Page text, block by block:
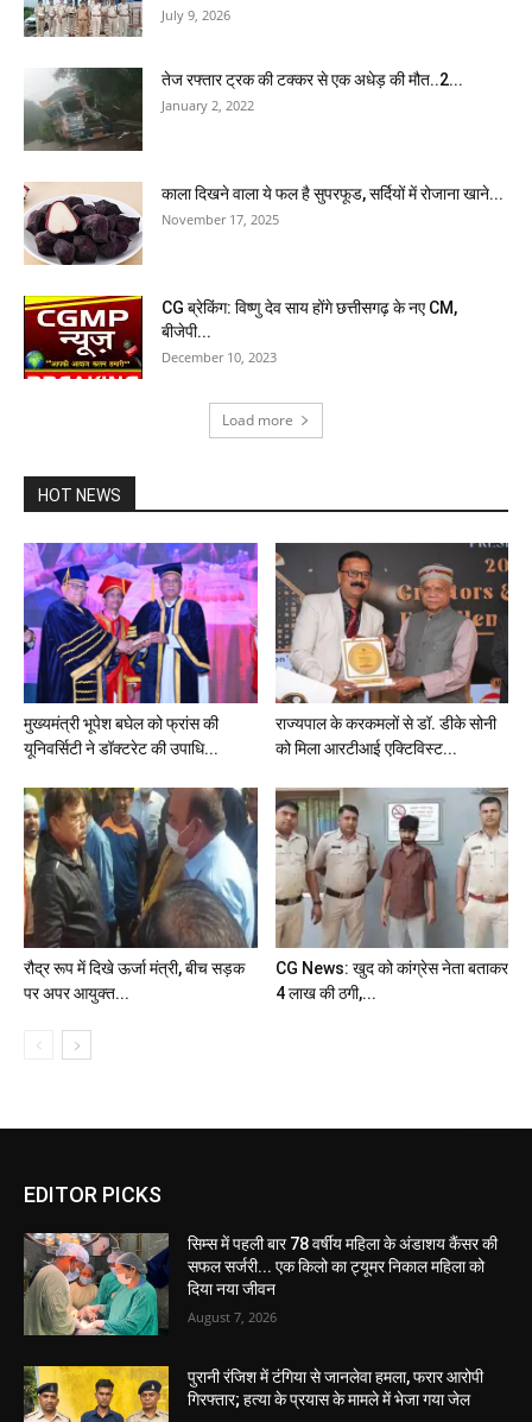
July 9, 2026
तेज रफ्तार ट्रक की टक्कर से एक अधेड़ की मौत..2...
January 2, 2022
काला दिखने वाला ये फल है सुपरफूड, सर्दियों में रोजाना खाने...
November 17, 2025
CG ब्रेकिंग: विष्णु देव साय होंगे छत्तीसगढ़ के नए CM,
बीजेपी...
December 10, 2023
Load more
HOT NEWS
मुख्यमंत्री भूपेश बघेल को फ्रांस की
यूनिवर्सिटी ने डॉक्टरेट की उपाधि...
राज्यपाल के करकमलों से डॉ. डीके सोनी
को मिला आरटीआई एक्टिविस्ट...
रौद्र रूप में दिखे ऊर्जा मंत्री, बीच सड़क
पर अपर आयुक्त...
CG News: खुद को कांग्रेस नेता बताकर
4 लाख की ठगी,...
EDITOR PICKS
सिम्स में पहली बार 78 वर्षीय महिला के अंडाशय कैंसर की
सफल सर्जरी... एक किलो का ट्यूमर निकाल महिला को
दिया नया जीवन
August 7, 2026
पुरानी रंजिश में टंगिया से जानलेवा हमला, फरार आरोपी
गिरफ्तार; हत्या के प्रयास के मामले में भेजा गया जेल